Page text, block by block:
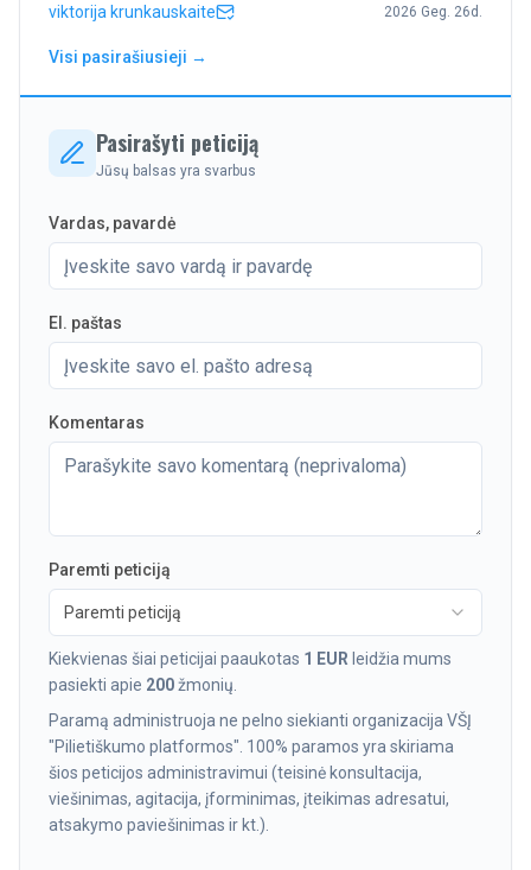
viktorija krunkauskaite 2026 Geg. 26d.
Visi pasirašiusieji →
Pasirašyti peticiją
Jūsų balsas yra svarbus
Vardas, pavardė
El. paštas
Komentaras
Paremti peticiją
Paremti peticiją
Kiekvienas šiai peticijai paaukotas 1 EUR leidžia mums
pasiekti apie 200žmonių.
Paramą administruoja ne pelno siekianti organizacija VŠĮ
"Pilietiškumo platformos". 100% paramos yra skiriama
šios peticijos administravimui (teisinė konsultacija,
viešinimas, agitacija, įforminimas, įteikimas adresatui,
atsakymo paviešinimas ir kt.).